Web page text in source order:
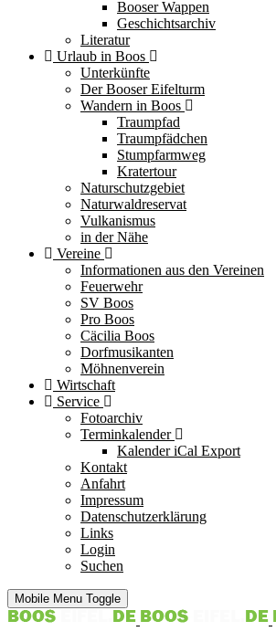
Booser Wappen
Geschichtsarchiv
Literatur
Urlaub in Boos
Unterkünfte
Der Booser Eifelturm
Wandern in Boos
Traumpfad
Traumpfädchen
Stumpfarmweg
Kratertour
Naturschutzgebiet
Naturwaldreservat
Vulkanismus
in der Nähe
Vereine
Informationen aus den Vereinen
Feuerwehr
SV Boos
Pro Boos
Cäcilia Boos
Dorfmusikanten
Möhnenverein
Wirtschaft
Service
Fotoarchiv
Terminkalender
Kalender iCal Export
Kontakt
Anfahrt
Impressum
Datenschutzerklärung
Links
Login
Suchen
Mobile Menu Toggle